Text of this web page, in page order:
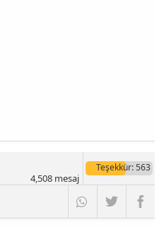
Teşekkür: 563
4,508mesaj